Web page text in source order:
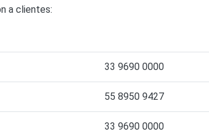
a clientes:
33 9690 0000
55 8950 9427
33 9690 0000